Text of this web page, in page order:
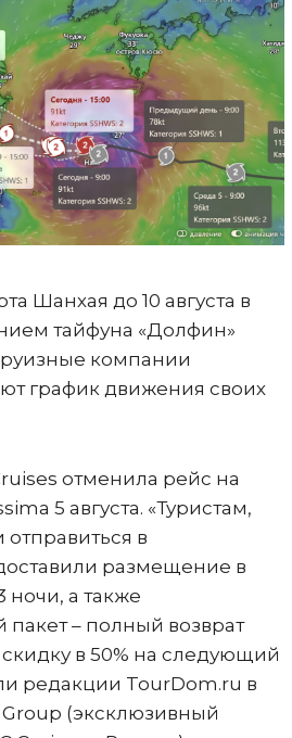
Шанхая до 10 августа в
тайфуна «Долфин»
компании
график движения своих
отменила рейс на
5 августа. «Туристам,
в
размещение в
ночи, а также
– полный возврат
в 50% на следующий
редакции TourDom.ru в
Group (эксклюзивный